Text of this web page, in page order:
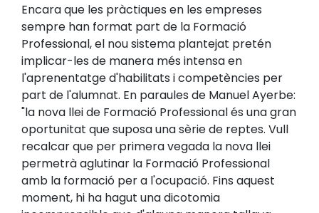
Encara que les pràctiques en les empreses
sempre han format part de la Formació
Professional, el nou sistema plantejat pretén
implicar-les de manera més intensa en
l'aprenentatge d'habilitats i competències per
part de l'alumnat. En paraules de Manuel Ayerbe:
"la nova llei de Formació Professional és una gran
oportunitat que suposa una sèrie de reptes. Vull
recalcar que per primera vegada la nova llei
permetrà aglutinar la Formació Professional
amb la formació per a l'ocupació. Fins aquest
moment, hi ha hagut una dicotomia